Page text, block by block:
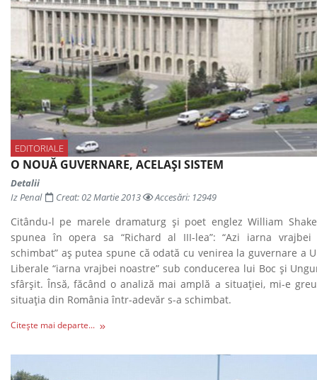
EDITORIALE
O NOUĂ GUVERNARE, ACELAȘI SISTEM
Detalii
Iz Penal
Creat: 02 Martie 2013 Accesări: 12949
Citându-l pe marele dramaturg și poet englez William
spunea în opera sa “Richard al III-lea”: “Azi iarna vrajbei
schimbat” aș putea spune că odată cu venirea la guvernare a
Liberale “iarna vrajbei noastre” sub conducerea lui Boc și
sfârșit. Însă, făcând o analiză mai amplă a situației, mi-e
situația din România într-adevăr s-a schimbat.
Citește mai departe...